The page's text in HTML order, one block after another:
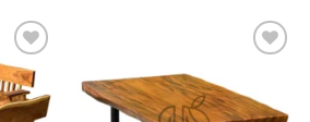
Add to
wishlist